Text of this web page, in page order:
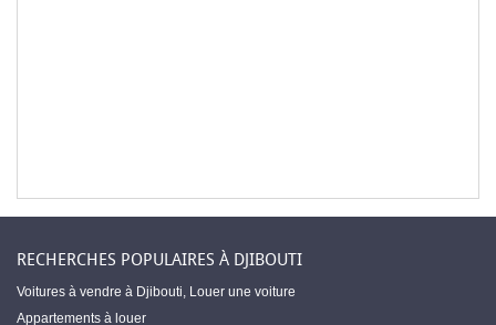
RECHERCHES POPULAIRES À DJIBOUTI
Voitures à vendre à Djibouti, Louer une voiture
Appartements à louer